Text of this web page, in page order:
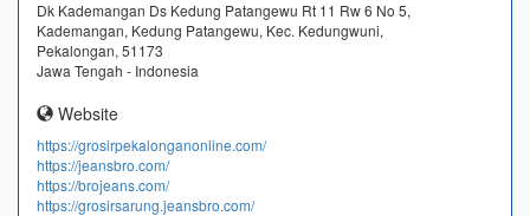
Dk Kademangan Ds Kedung Patangewu Rt 11 Rw 6 No 5,
Kademangan, Kedung Patangewu, Kec. Kedungwuni,
Pekalongan, 51173
Jawa Tengah - Indonesia
Website
https://grosirpekalonganonline.com/
https://jeansbro.com/
https://brojeans.com/
https://grosirsarung.jeansbro.com/